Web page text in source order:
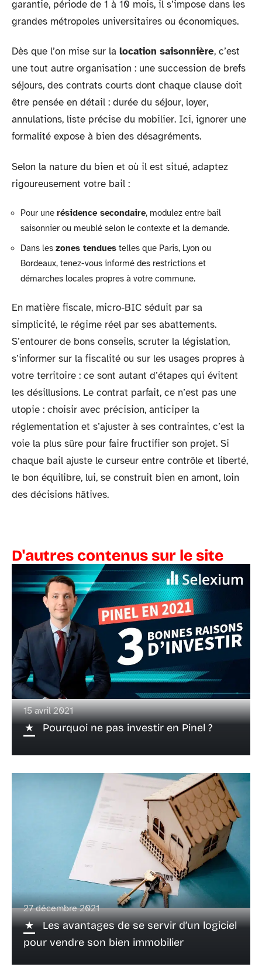
garantie, période de 1 à 10 mois, il s’impose dans les
grandes métropoles universitaires ou économiques.
Dès que l’on mise sur la location saisonnière, c’est
une tout autre organisation : une succession de brefs
séjours, des contrats courts dont chaque clause doit
être pensée en détail : durée du séjour, loyer,
annulations, liste précise du mobilier. Ici, ignorer une
formalité expose à bien des désagréments.
Selon la nature du bien et où il est situé, adaptez
rigoureusement votre bail :
Pour une résidence secondaire, modulez entre bail
saisonnier ou meublé selon le contexte et la demande.
Dans les zones tendues telles que Paris, Lyon ou
Bordeaux, tenez-vous informé des restrictions et
démarches locales propres à votre commune.
En matière fiscale, micro-BIC séduit par sa
simplicité, le régime réel par ses abattements.
S’entourer de bons conseils, scruter la législation,
s’informer sur la fiscalité ou sur les usages propres à
votre territoire : ce sont autant d’étapes qui évitent
les désillusions. Le contrat parfait, ce n’est pas une
utopie : choisir avec précision, anticiper la
réglementation et s’ajuster à ses contraintes, c’est la
voie la plus sûre pour faire fructifier son projet. Si
chaque bail ajuste le curseur entre contrôle et liberté,
le bon équilibre, lui, se construit bien en amont, loin
des décisions hâtives.
D'autres contenus sur le site
15 avril 2021
Pourquoi ne pas investir en Pinel ?
27 décembre 2021
Les avantages de se servir d’un logiciel
pour vendre son bien immobilier